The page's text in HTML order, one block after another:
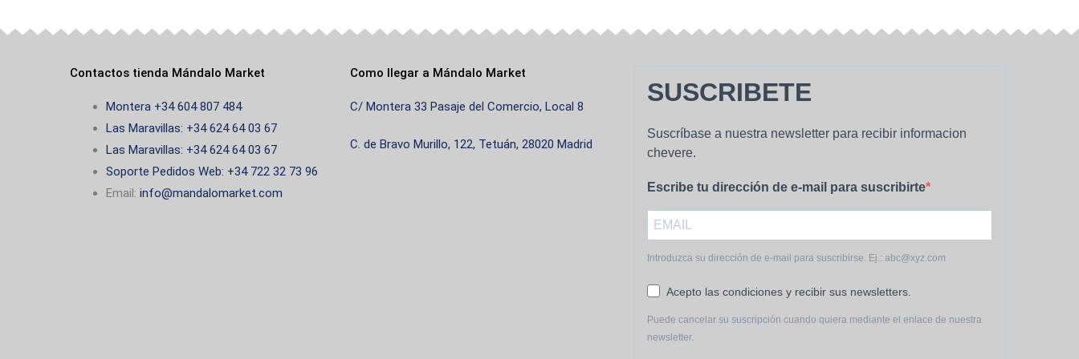
producto
producto
producto
Contactos tienda Mándalo Market
Montera +34 604 807 484
Las Maravillas: +34 624 64 03 67
Las Maravillas: +34 624 64 03 67
Soporte Pedidos Web: +34 722 32 73 96
Email:info@mandalomarket.com
Como llegar a Mándalo Market
C/ Montera 33 Pasaje del Comercio, Local 8
C. de Bravo Murillo, 122, Tetuán, 28020 Madrid
SUSCRIBETE
Suscríbase a nuestra newsletter para recibir informacion
chevere.
Escribe tu dirección de e-mail para suscribirte
Introduzca su dirección de e-mail para suscribirse. Ej.: abc@xyz.com
Acepto las condiciones y recibir sus newsletters.
Puede cancelar su suscripción cuando quiera mediante el enlace de nuestra
newsletter.